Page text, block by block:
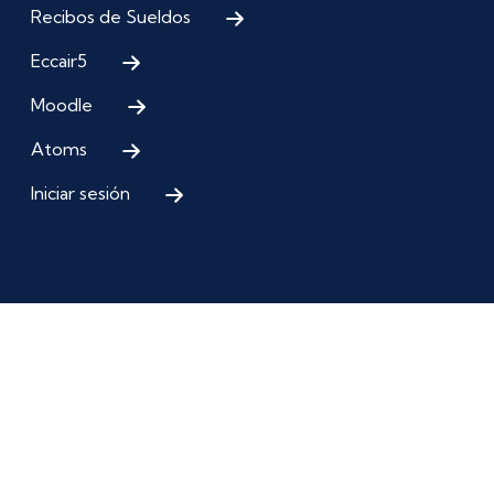
Recibos de Sueldos
Eccair5
Moodle
Atoms
Iniciar sesión